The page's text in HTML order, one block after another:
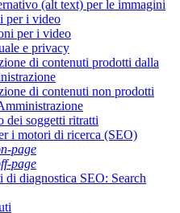
(alt text) per le immagini
per i video
per i video
e privacy
di contenuti prodotti dalla
di contenuti non prodotti
dei soggetti ritratti
i motori di ricerca (SEO)
page
page
di diagnostica SEO: Search